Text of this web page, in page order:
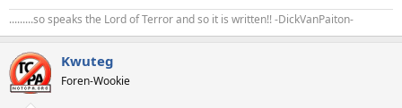
.........so speaks the Lord of Terror and so it is written!! -DickVanPaiton-
Kwuteg
Foren-Wookie